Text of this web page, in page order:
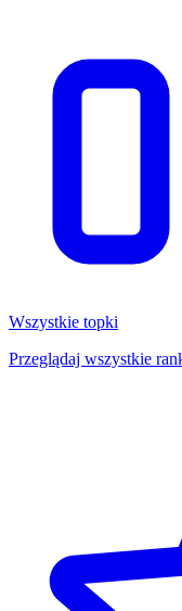
Wszystkie topki
Przeglądaj wszystkie